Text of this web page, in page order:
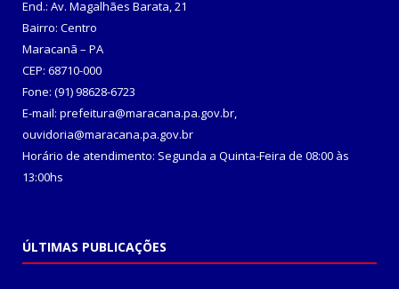
End.: Av. Magalhães Barata, 21
Bairro: Centro
Maracanã – PA
CEP: 68710-000
Fone: (91) 98628-6723
E-mail: prefeitura@maracana.pa.gov.br,
ouvidoria@maracana.pa.gov.br
Horário de atendimento: Segunda a Quinta-Feira de 08:00 às
13:00hs
ÚLTIMAS PUBLICAÇÕES